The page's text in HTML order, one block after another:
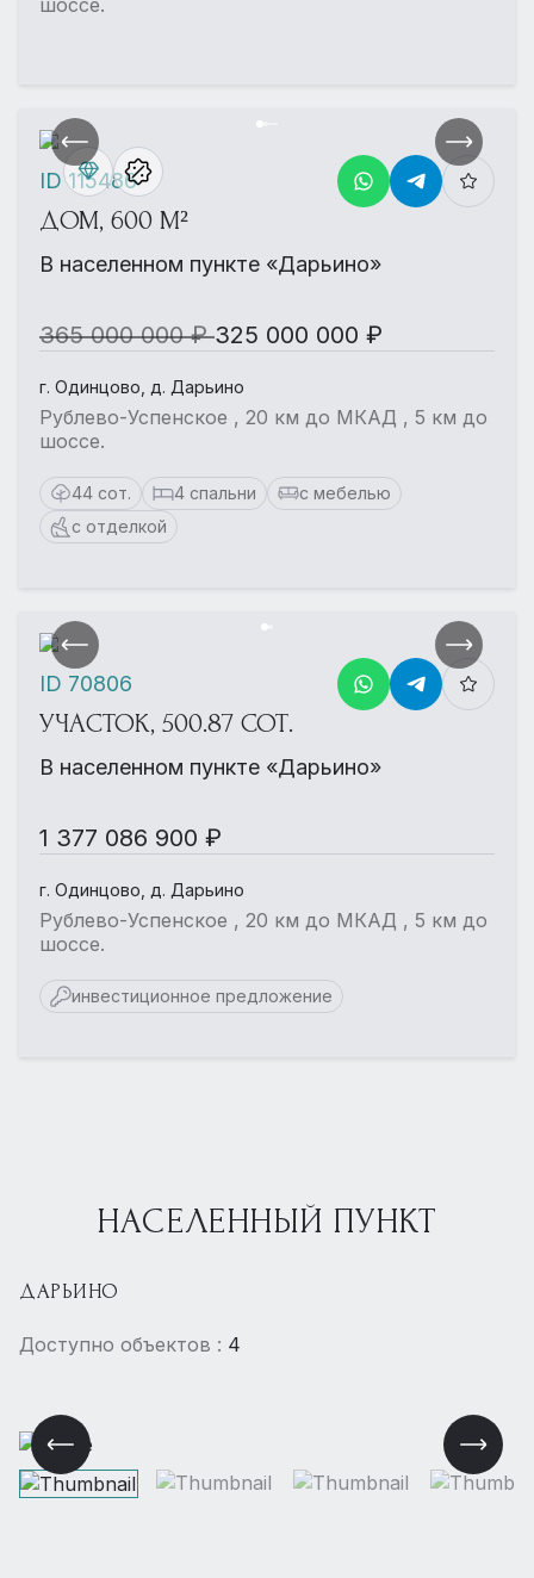
шоссе.
ДОМ, 600 М²
В населенном пункте «Дарьино»
365 000 000 ₽325 000 000 ₽
г. Одинцово, д. Дарьино
Рублево-Успенское , 20 км до МКАД , 5 км до
шоссе.
44 сот. 4 спальни
с мебелью
с отделкой
ID 115486
УЧАСТОК, 500.87 СОТ.
В населенном пункте «Дарьино»
1 377 086 900 ₽
г. Одинцово, д. Дарьино
Рублево-Успенское , 20 км до МКАД , 5 км до
шоссе.
инвестиционное предложение
ID 70806
НАСЕЛЕННЫЙ ПУНКТ
ДАРЬИНО
Доступно объектов : 4